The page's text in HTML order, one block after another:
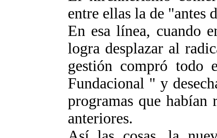
entre ellas la de "antes
En esa línea, cuando
logra desplazar al
gestión compró todo
Fundacional " y
programas que habían
anteriores.